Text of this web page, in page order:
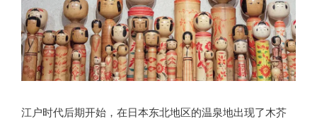
江户时代后期开始，在日本东北地区的温泉地出现了木芥